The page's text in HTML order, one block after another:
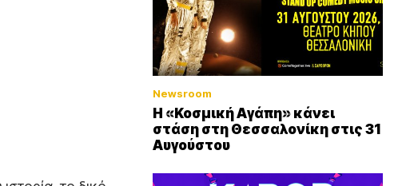
Newsroom
Η «Κοσμική Αγάπη» κάνει
στάση στη Θεσσαλονίκη στις 31
Αυγούστου